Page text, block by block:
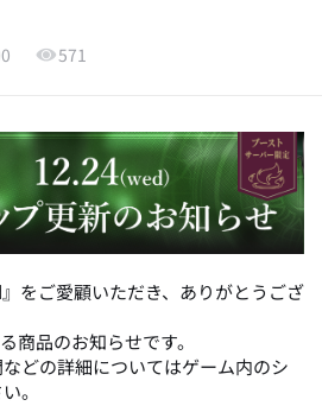
571
をご愛顧いただき、ありがとうござ
商品のお知らせです。
どの詳細についてはゲーム内のシ
。